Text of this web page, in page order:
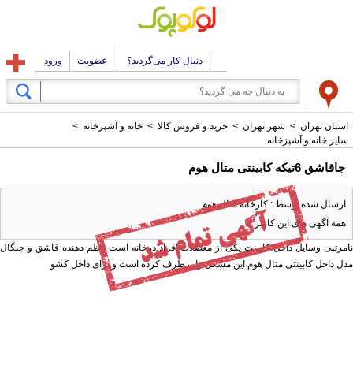
دنبال کار می‌گردید؟ عضویت ورود
استان تهران > شهر تهران > خرید و فروش کالا > خانه و آشپزخانه >
سایر خانه و آشپزخانه
جاقاشق 6تیکه کابینتی متال هوم
ارسال شده توسط : کارخانه متال هوم
همه آگهی های این کاربر
نامرتبی وسایل داخل کابینت یکی از معضلات افراد درخانه است .نظم دهنده قاشق و چنگال
مدل داخل کابینتی متال هوم این مشکل را برطرف کرده است و برای داخل کشو